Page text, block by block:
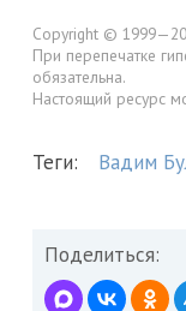
Copyright ©
При перепечатке
обязательна.
Настоящий ресурс
Теги: Вадим
Поделиться: